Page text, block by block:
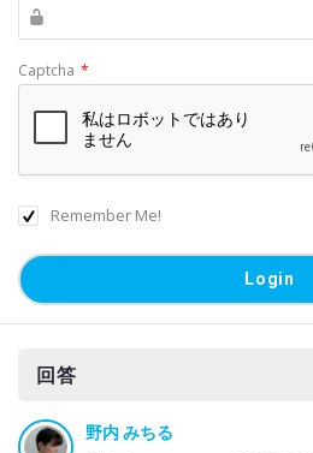
Captcha *
Remember Me!
回答
野内 みちる